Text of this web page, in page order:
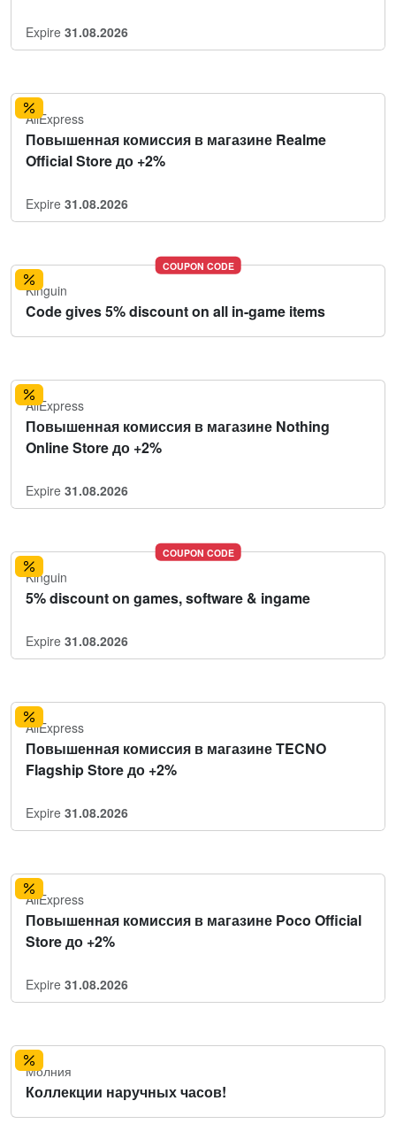
Expire 31.08.2026
AliExpress
Повышенная комиссия в магазине Realme
Official Store до +2%
Expire 31.08.2026
COUPON CODE
Kinguin
Code gives 5% discount on all in-game items
AliExpress
Повышенная комиссия в магазине Nothing
Online Store до +2%
Expire 31.08.2026
COUPON CODE
Kinguin
5% discount on games, software & ingame
Expire 31.08.2026
AliExpress
Повышенная комиссия в магазине TECNO
Flagship Store до +2%
Expire 31.08.2026
AliExpress
Повышенная комиссия в магазине Poco Official
Store до +2%
Expire 31.08.2026
Молния
Коллекции наручных часов!